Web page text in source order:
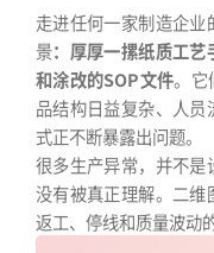
走进任何一家制造企
景：厚厚一摞纸质工
和涂改的SOP文件。它
品结构日益复杂、人
式正不断暴露出问题。
很多生产异常，并不
没有被真正理解。二
返工、停线和质量波动